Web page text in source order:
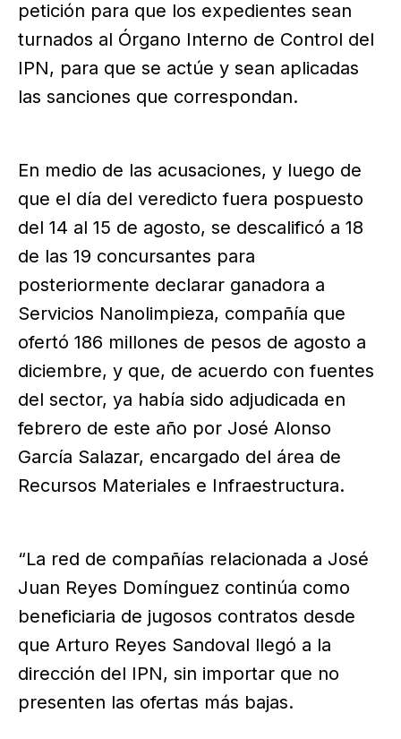
petición para que los expedientes sean
turnados al Órgano Interno de Control del
IPN, para que se actúe y sean aplicadas
las sanciones que correspondan.
En medio de las acusaciones, y luego de
que el día del veredicto fuera pospuesto
del 14 al 15 de agosto, se descalificó a 18
de las 19 concursantes para
posteriormente declarar ganadora a
Servicios Nanolimpieza, compañía que
ofertó 186 millones de pesos de agosto a
diciembre, y que, de acuerdo con fuentes
del sector, ya había sido adjudicada en
febrero de este año por José Alonso
García Salazar, encargado del área de
Recursos Materiales e Infraestructura.
“La red de compañías relacionada a José
Juan Reyes Domínguez continúa como
beneficiaria de jugosos contratos desde
que Arturo Reyes Sandoval llegó a la
dirección del IPN, sin importar que no
presenten las ofertas más bajas.